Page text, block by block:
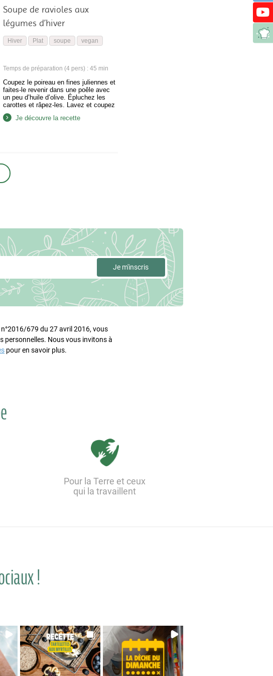
Soupe de ravioles aux
légumes d’hiver
Hiver Plat soupe vegan
Temps de préparation (4 pers) : 45 min
Coupez le poireau en fines juliennes et
faites-le revenir dans une poêle avec
un peu d’huile d’olive. Épluchez les
carottes et râpez-les. Lavez et coupez
les champignons en lamelles. Faites-
les sauter avec le poireau jusqu’à ce
Je découvre la recette
679 du 27 avril 2016, vous
personnelles. Nous vous invitons à
pour en savoir plus.
Pour la Terre et ceux
qui la travaillent
!